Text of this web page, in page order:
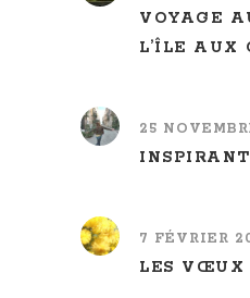
VOYAGE
L’ÎLE AUX
25
7 FÉVRIER
LES VŒUX